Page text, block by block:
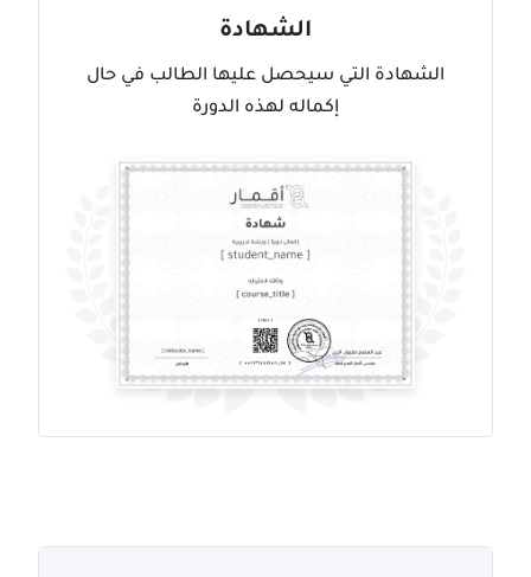
الشهادة
الشهادة التي سيحصل عليها الطالب في حال
إكماله لهذه الدورة